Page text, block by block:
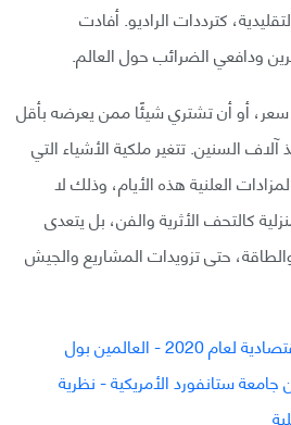
كترددات الراديو. أفادت
ودافعي الضرائب حول العالم.
سعر، أو أن تشتري شيئًا ممن يعرضه بأقل
السنين. تتغير ملكية الأشياء التي
العلنية هذه الأيام، وذلك لا
كالتحف الأثرية والفن، بل يتعدى
حتى تزويدات المشاريع والجيش